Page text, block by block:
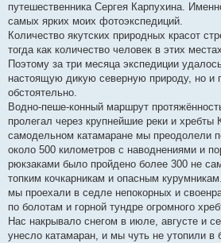
путешественника Сергея Карпухина.
самых ярких моих фотоэкспедиций.
Количество якутских природных красот
тогда как количество человек в этих
Поэтому за три месяца экспедиции
настоящую дикую северную природу, но и
обстоятельно.
Водно-пеше-конный маршрут
пролегал через крупнейшие реки и хребты
самодельном катамаране мы преодолели
около 500 километров с наводнениями и
рюкзаками было пройдено более 300 не
топким кочкарникам и опасным
мы проехали в седле непокорных и
по болотам и горной тундре огромного
Нас накрывало снегом в июле, августе и
унесло катамаран, и мы чуть не утопили в